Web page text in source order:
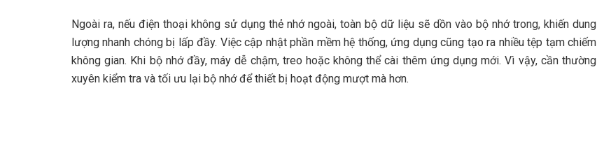
Ngoài ra, nếu điện thoại không sử dụng thẻ nhớ ngoài, toàn bộ dữ liệu sẽ dồn vào bộ nhớ trong, khiến dung
lượng nhanh chóng bị lấp đầy. Việc cập nhật phần mềm hệ thống, ứng dụng cũng tạo ra nhiều tệp tạm chiếm
không gian. Khi bộ nhớ đầy, máy dễ chậm, treo hoặc không thể cài thêm ứng dụng mới. Vì vậy, cần thường
xuyên kiểm tra và tối ưu lại bộ nhớ để thiết bị hoạt động mượt mà hơn.